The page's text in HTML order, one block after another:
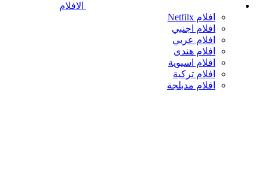
الافلام
افلام Netfilx
افلام اجنبي
افلام عربي
افلام هندى
افلام اسيوية
افلام تركية
افلام مدبلجة